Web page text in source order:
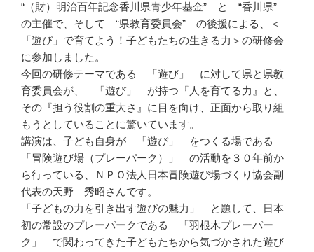
“（財）明治百年記念香川県青少年基金” と “香川県”
の主催で、そして “県教育委員会” の後援による、＜
「遊び」で育てよう！子どもたちの生きる力＞の研修会
に参加しました。
今回の研修テーマである 「遊び」 に対して県と県教
育委員会が、 「遊び」 が持つ『人を育てる力』と、
その『担う役割の重大さ』に目を向け、正面から取り組
もうとしていることに驚いています。
講演は、子ども自身が 「遊び」 をつくる場である
「冒険遊び場（プレーパーク）」 の活動を３０年前か
ら行っている、ＮＰＯ法人日本冒険遊び場づくり協会副
代表の天野 秀昭さんです。
「子どもの力を引き出す遊びの魅力」 と題して、日本
初の常設のプレーパークである 「羽根木プレーパー
ク」 で関わってきた子どもたちから気づかされた遊び